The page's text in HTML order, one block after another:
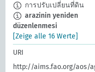
การปรับเปลี่ยนที่ดิน
arazinin yeniden
düzenlenmesi
[Zeige alle 16 Werte]
URI
http://aims.fao.org/aos/